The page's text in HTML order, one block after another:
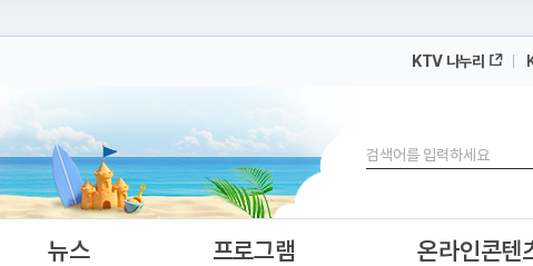
아래 URL에서 도메인 주소를 확인해 보세요
KTV 나누리
검색
뉴스 프로그램 온라인콘텐